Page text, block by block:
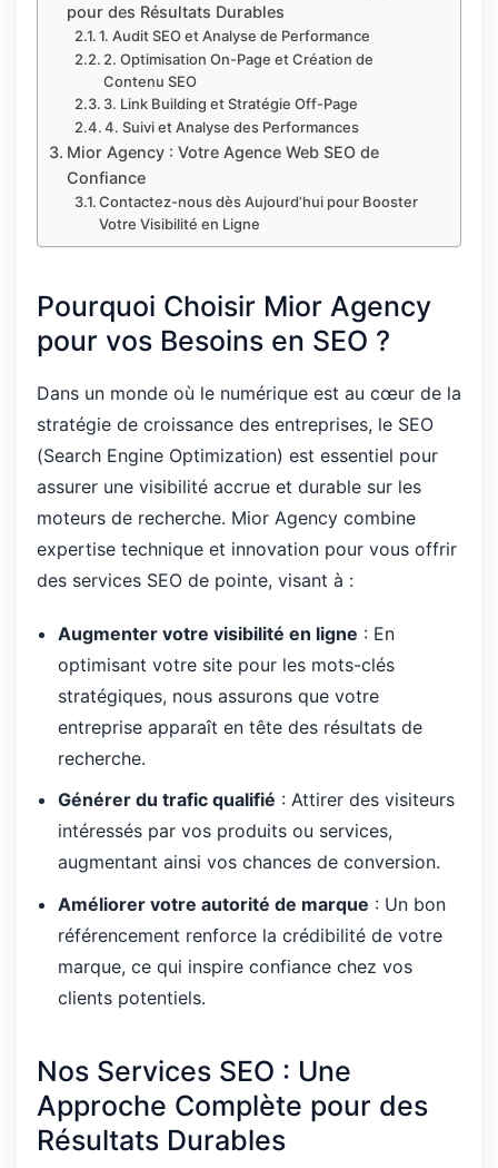
pour des Résultats Durables
1. Audit SEO et Analyse de Performance
2. Optimisation On-Page et Création de
Contenu SEO
3. Link Building et Stratégie Off-Page
4. Suivi et Analyse des Performances
Mior Agency : Votre Agence Web SEO de
Confiance
Contactez-nous dès Aujourd’hui pour Booster
Votre Visibilité en Ligne
Pourquoi Choisir Mior Agency
pour vos Besoins en SEO ?
Dans un monde où le numérique est au cœur de la
stratégie de croissance des entreprises, le SEO
(Search Engine Optimization) est essentiel pour
assurer une visibilité accrue et durable sur les
moteurs de recherche. Mior Agency combine
expertise technique et innovation pour vous offrir
des services SEO de pointe, visant à :
Augmenter votre visibilité en ligne : En
optimisant votre site pour les mots-clés
stratégiques, nous assurons que votre
entreprise apparaît en tête des résultats de
recherche.
Générer du trafic qualifié : Attirer des visiteurs
intéressés par vos produits ou services,
augmentant ainsi vos chances de conversion.
Améliorer votre autorité de marque : Un bon
référencement renforce la crédibilité de votre
marque, ce qui inspire confiance chez vos
clients potentiels.
Nos Services SEO : Une
Approche Complète pour des
Résultats Durables